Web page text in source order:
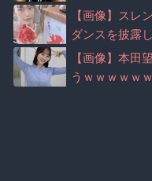
【画像】スレ
ダンスを披露
【画像】本田
うｗｗｗｗｗ